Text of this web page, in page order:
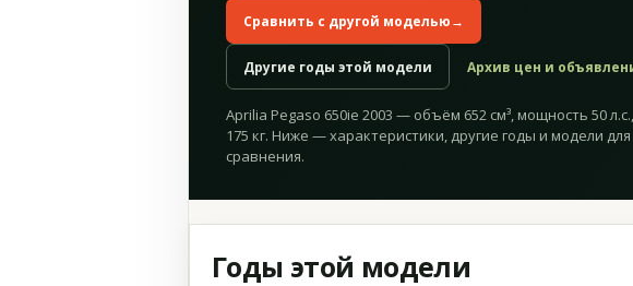
Сравнить с другой моделью→
Другие годы этой модели Архив цен и
Aprilia Pegaso 650ie 2003 — объём 652 см³, мощность 50
175 кг. Ниже — характеристики, другие годы и модели для
сравнения.
Годы этой модели